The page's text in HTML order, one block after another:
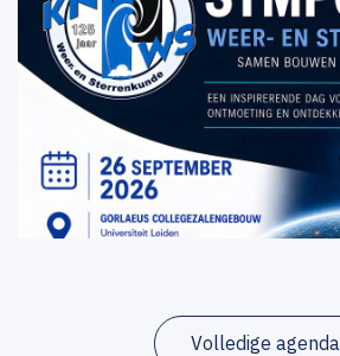
Volledige agenda